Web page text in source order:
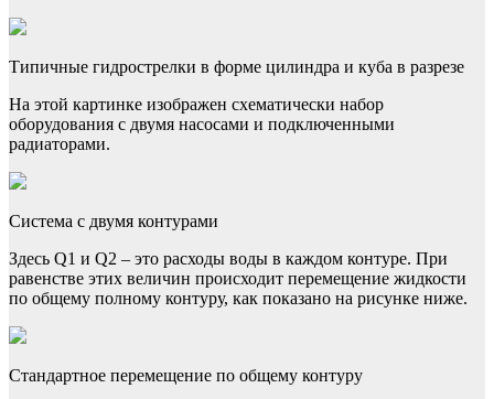
Типичные гидрострелки в форме цилиндра и куба в разрезе
На этой картинке изображен схематически набор
оборудования с двумя насосами и подключенными
радиаторами.
Система с двумя контурами
Здесь Q1 и Q2 – это расходы воды в каждом контуре. При
равенстве этих величин происходит перемещение жидкости
по общему полному контуру, как показано на рисунке ниже.
Стандартное перемещение по общему контуру